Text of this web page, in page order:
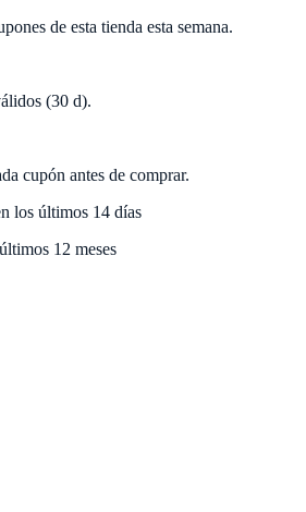
de esta tienda esta semana.
(30 d).
cupón antes de comprar.
los últimos 14 días
12 meses